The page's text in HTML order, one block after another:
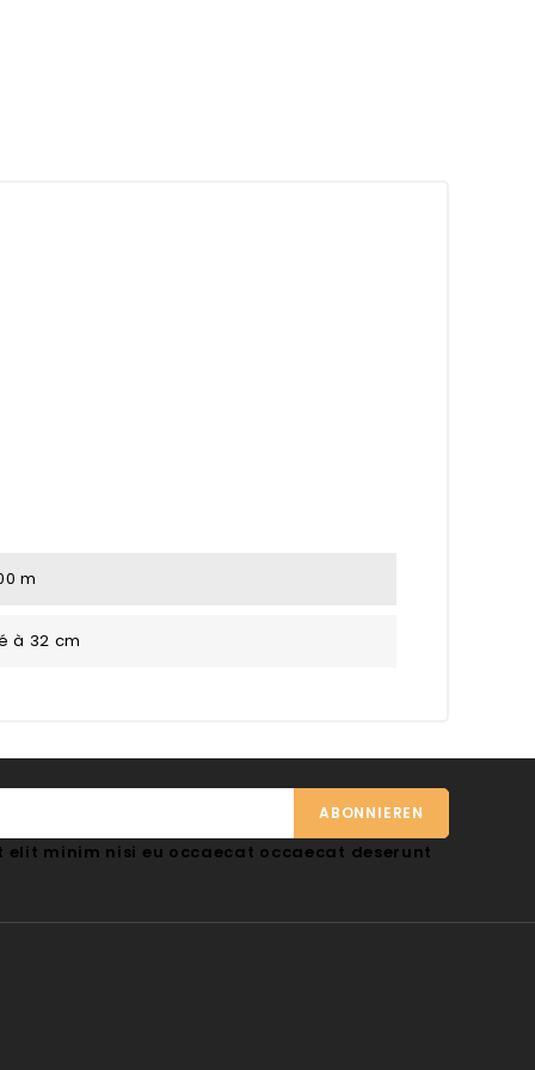
m
à 32 cm
minim nisi eu occaecat occaecat deserunt